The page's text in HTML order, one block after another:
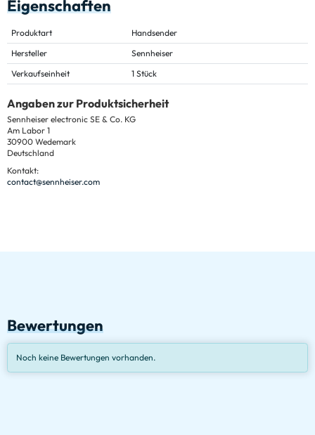
Eigenschaften
Produktart
Handsender
Hersteller
Sennheiser
Verkaufseinheit
1 Stück
Angaben zur Produktsicherheit
Sennheiser electronic SE & Co. KG
Am Labor 1
30900 Wedemark
Deutschland
Kontakt:
contact@sennheiser.com
Bewertungen
Noch keine Bewertungen vorhanden.